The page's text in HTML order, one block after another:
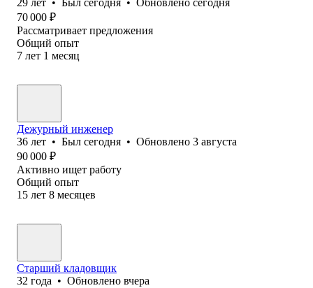
70 000 ₽
Рассматривает предложения
Общий опыт
7 лет 1 месяц
Дежурный инженер
36 лет • Был сегодня • Обновлено 3 августа
90 000 ₽
Активно ищет работу
Общий опыт
15 лет 8 месяцев
Старший кладовщик
32 года • Обновлено вчера